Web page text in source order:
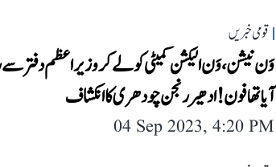
قومی خبریں
آیا تھا فون! ادھیر رنجن چودھری کا انکشاف
04 Sep 2023, 4:20 PM